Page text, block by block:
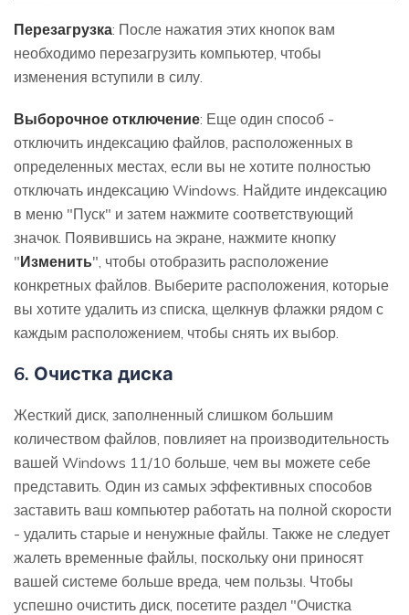
Перезагрузка: После нажатия этих кнопок вам
необходимо перезагрузить компьютер, чтобы
изменения вступили в силу.
Выборочное отключение: Еще один способ -
отключить индексацию файлов, расположенных в
определенных местах, если вы не хотите полностью
отключать индексацию Windows. Найдите индексацию
в меню "Пуск" и затем нажмите соответствующий
значок. Появившись на экране, нажмите кнопку
"Изменить", чтобы отобразить расположение
конкретных файлов. Выберите расположения, которые
вы хотите удалить из списка, щелкнув флажки рядом с
каждым расположением, чтобы снять их выбор.
6. Очистка диска
Жесткий диск, заполненный слишком большим
количеством файлов, повлияет на производительность
вашей Windows 11/10 больше, чем вы можете себе
представить. Один из самых эффективных способов
заставить ваш компьютер работать на полной скорости
- удалить старые и ненужные файлы. Также не следует
жалеть временные файлы, поскольку они приносят
вашей системе больше вреда, чем пользы. Чтобы
успешно очистить диск, посетите раздел "Очистка